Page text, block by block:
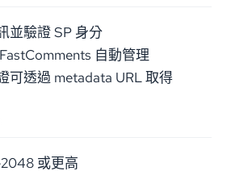
並驗證 SP 身分
自動管理
可透過 metadata URL 取得
或更高